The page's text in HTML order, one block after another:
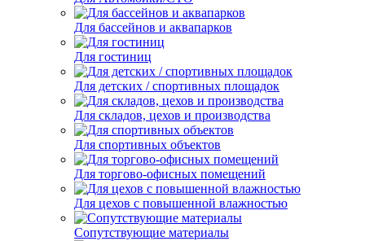
Для бассейнов и аквапарков
Для гостиниц
Для детских / спортивных площадок
Для складов, цехов и производства
Для спортивных объектов
Для торгово-офисных помещений
Для цехов с повышенной влажностью
Сопутствующие материалы